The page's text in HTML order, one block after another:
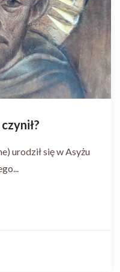
urodził się w Asyżu